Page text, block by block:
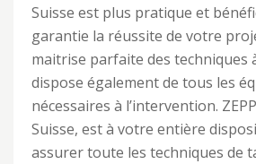
Suisse est plus pratique et
garantie la réussite de votre
maitrise parfaite des techniques
dispose également de tous les
nécessaires à l’intervention.
Suisse, est à votre entière
assurer toute les techniques de